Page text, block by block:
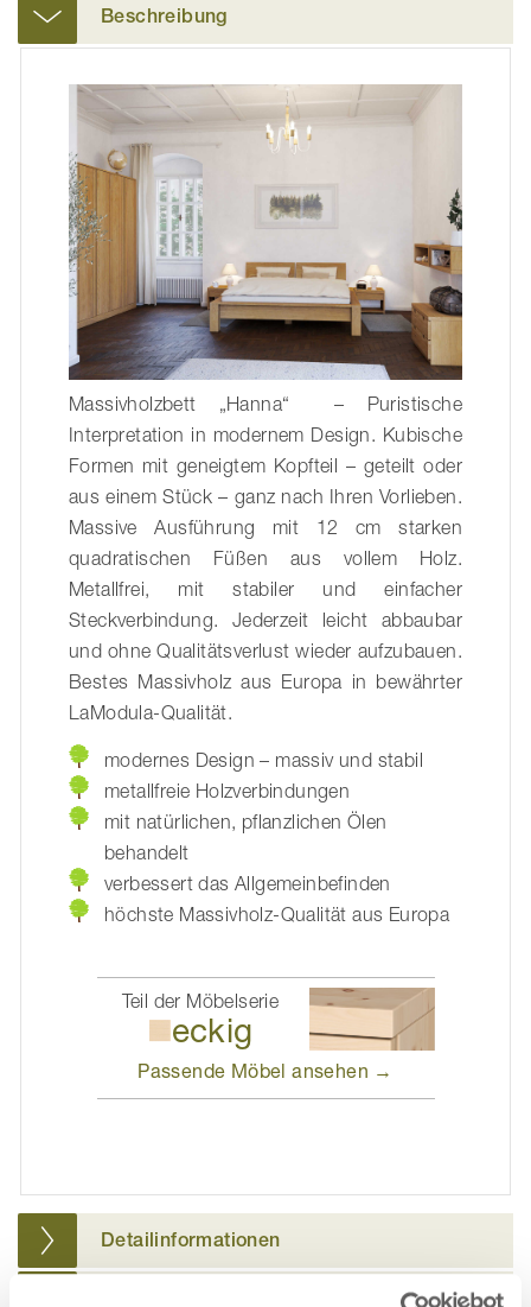
Beschreibung
Massivholzbett „Hanna“ – Puristische
Interpretation in modernem Design. Kubische
Formen mit geneigtem Kopfteil – geteilt oder
aus einem Stück – ganz nach Ihren Vorlieben.
Massive Ausführung mit 12 cm starken
quadratischen Füßen aus vollem Holz.
Metallfrei, mit stabiler und einfacher
Steckverbindung. Jederzeit leicht abbaubar
und ohne Qualitätsverlust wieder aufzubauen.
Bestes Massivholz aus Europa in bewährter
LaModula-Qualität.
modernes Design – massiv und stabil
metallfreie Holzverbindungen
mit natürlichen, pflanzlichen Ölen
behandelt
verbessert das Allgemeinbefinden
höchste Massivholz-Qualität aus Europa
Teil der Möbelserie
eckig
Passende Möbelansehen →
Detailinformationen